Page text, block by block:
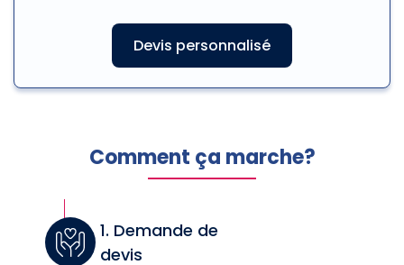
Devis personnalisé
Comment ça marche?
1. Demande de
devis